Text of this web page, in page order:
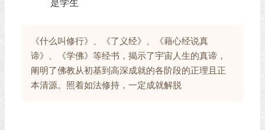
是学生
《什么叫修行》、《了义经》、《藉心经说真
谛》、《学佛》等经书，揭示了宇宙人生的真谛，
阐明了佛教从初基到高深成就的各阶段的正理且正
本清源。照着如法修持，一定成就解脱